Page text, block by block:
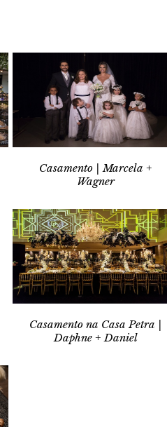
Casamento | Marcela +
Wagner
Casamento na Casa Petra |
Daphne + Daniel